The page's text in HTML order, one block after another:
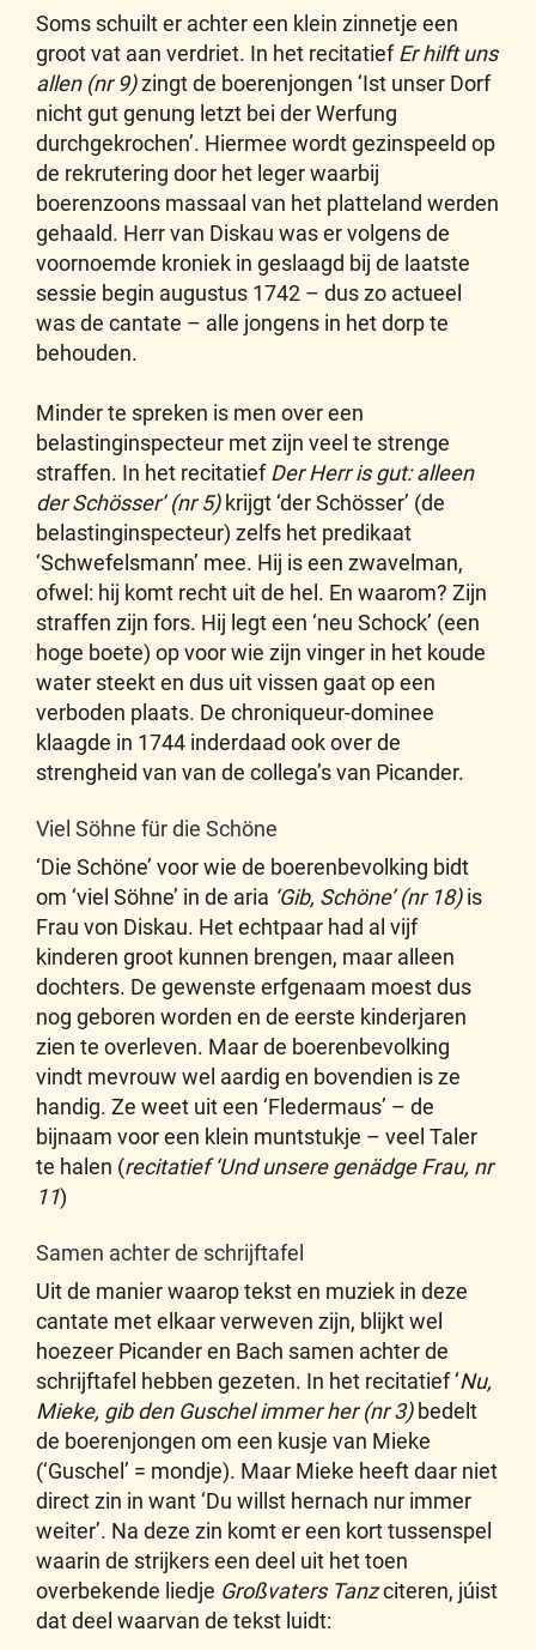
Soms schuilt er achter een klein zinnetje een
groot vat aan verdriet. In het recitatiefEr hilft uns
allen (nr 9)zingt de boerenjongen ‘Ist unser Dorf
nicht gut genung letzt bei der Werfung
durchgekrochen’. Hiermee wordt gezinspeeld op
de rekrutering door het leger waarbij
boerenzoons massaal van het platteland werden
gehaald. Herr van Diskau was er volgens de
voornoemde kroniek in geslaagd bij de laatste
sessie begin augustus 1742 – dus zo actueel
was de cantate – alle jongens in het dorp te
behouden.
Minder te spreken is men over een
belastinginspecteur met zijn veel te strenge
straffen. In het recitatiefDer Herr is gut: alleen
der Schösser’ (nr 5)krijgt ‘der Schösser’ (de
belastinginspecteur) zelfs het predikaat
‘Schwefelsmann’ mee. Hij is een zwavelman,
ofwel: hij komt recht uit de hel. En waarom? Zijn
straffen zijn fors. Hij legt een ‘neu Schock’ (een
hoge boete) op voor wie zijn vinger in het koude
water steekt en dus uit vissen gaat op een
verboden plaats. De chroniqueur-dominee
klaagde in 1744 inderdaad ook over de
strengheid van van de collega’s van Picander.
Viel Söhne für die Schöne
‘Die Schöne’ voor wie de boerenbevolking bidt
om ‘viel Söhne’ in de aria ‘Gib, Schöne’ (nr 18)is
Frau von Diskau. Het echtpaar had al vijf
kinderen groot kunnen brengen, maar alleen
dochters. De gewenste erfgenaam moest dus
nog geboren worden en de eerste kinderjaren
zien te overleven. Maar de boerenbevolking
vindt mevrouw wel aardig en bovendien is ze
handig. Ze weet uit een ‘Fledermaus’ – de
bijnaam voor een klein muntstukje – veel Taler
te halen (recitatief ‘Und unsere genädge Frau, nr
11)
Samen achter de schrijftafel
Uit de manier waarop tekst en muziek in deze
cantate met elkaar verweven zijn, blijkt wel
hoezeer Picander en Bach samen achter de
schrijftafel hebben gezeten. In het recitatief ‘Nu,
Mieke, gib den Guschel immer her (nr 3)bedelt
de boerenjongen om een kusje van Mieke
(‘Guschel’ = mondje). Maar Mieke heeft daar niet
direct zin in want ‘Du willst hernach nur immer
weiter’. Na deze zin komt er een kort tussenspel
waarin de strijkers een deel uit het toen
overbekende liedje Großvaters Tanzciteren, júist
dat deel waarvan de tekst luidt: